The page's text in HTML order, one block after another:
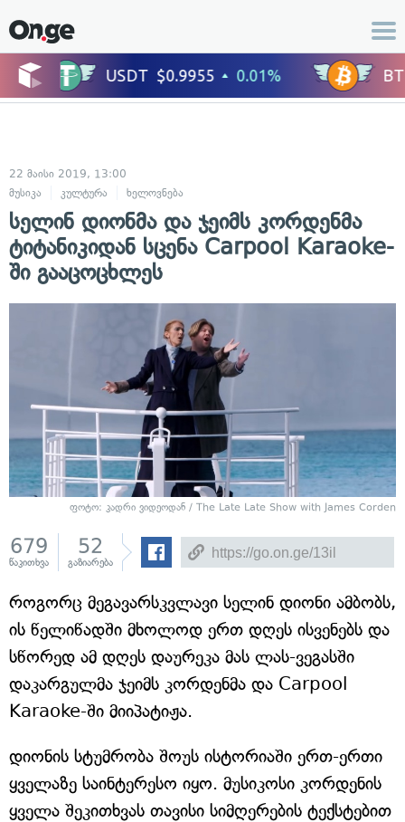
22 მაისი 2019, 13:00
მუსიკა
კულტურა ხელოვნება
სელინ დიონმა და ჯეიმს კორდენმა
ტიტანიკიდან სცენა Carpool Karaoke-
ში გააცოცხლეს
ფოტო: კადრი ვიდეოდან / The Late Late Show with James Corden
679
წაკითხვა
52
გაზიარება
როგორც მეგავარსკვლავი სელინ დიონი ამბობს,
ის წელიწადში მხოლოდ ერთ დღეს ისვენებს და
სწორედ ამ დღეს დაურეკა მას ლას-ვეგასში
დაკარგულმა ჯეიმს კორდენმა და Carpool
Karaoke-ში მიიპატიჟა.
დიონის სტუმრობა შოუს ისტორიაში ერთ-ერთი
ყველაზე საინტერესო იყო. მუსიკოსი კორდენის
ყველა შეკითხვას თავისი სიმღერების ტექსტებით